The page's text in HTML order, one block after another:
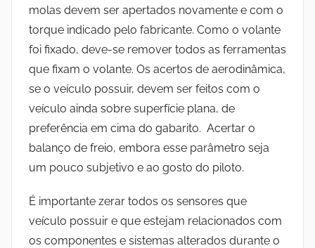
molas devem ser apertados novamente e com o
torque indicado pelo fabricante. Como o volante
foi fixado, deve-se remover todos as ferramentas
que fixam o volante. Os acertos de aerodinâmica,
se o veículo possuir, devem ser feitos com o
veículo ainda sobre superfície plana, de
preferência em cima do gabarito. Acertar o
balanço de freio, embora esse parâmetro seja
um pouco subjetivo e ao gosto do piloto.
É importante zerar todos os sensores que
veículo possuir e que estejam relacionados com
os componentes e sistemas alterados durante o